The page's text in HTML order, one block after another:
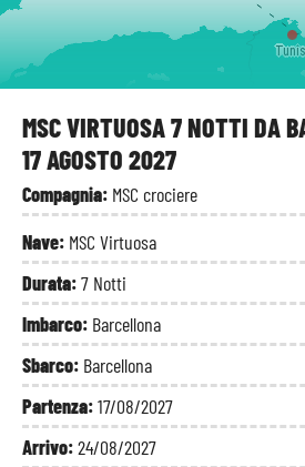
MSC VIRTUOSA 7 NOTTI DA
17 AGOSTO 2027
Compagnia: MSC crociere
Nave: MSC Virtuosa
Durata:7 Notti
Imbarco: Barcellona
Sbarco: Barcellona
Partenza:17/08/2027
Arrivo:24/08/2027